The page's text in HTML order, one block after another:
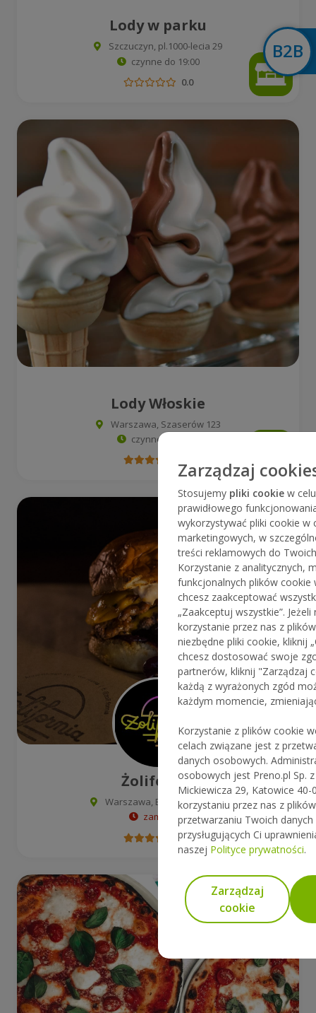
Lody w parku
Szczuczyn, pl.1000-lecia 29
czynne do 19:00
0.0
Lody Włoskie
Warszawa, Szaserów 123
czynne do 19:00
Żolifornia
Warszawa, Broniewskiego 7
zamknięte
4.7
Zarządzaj
Stosujemy pliki cookie w
prawidłowego
wykorzystywać pliki cookie w
marketingowych, w
treści reklamowych do
Korzystanie z analitycznych,
funkcjonalnych plików cookie
chcesz zaakceptować
„Zaakceptuj wszystkie”.
korzystanie przez nas z
niezbędne pliki cookie, kliknij
chcesz dostosować swoje
partnerów, kliknij "Zarządzaj
każdą z wyrażonych zgód
każdym momencie,
Korzystanie z plików cookie
celach związane jest z
danych osobowych.
osobowych jest Preno.pl Sp.
Mickiewicza 29, Katowice
korzystaniu przez nas z
przetwarzaniu Twoich
przysługujących Ci
naszej Polityce prywatności.
Zarządzaj
cookie